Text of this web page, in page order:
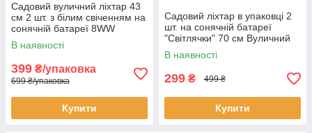
Садовий вуличний ліхтар 43
см 2 шт. з білим свіченням на
сонячній батареї 8WW
В наявності
399 ₴/упаковка
699 ₴/упаковка
Купити
Садовий ліхтар в упаковці 2
шт. на сонячній батареї
"Світлячки" 70 см Вуличний
ліхтарик
В наявності
299 ₴ 499 ₴
Купити